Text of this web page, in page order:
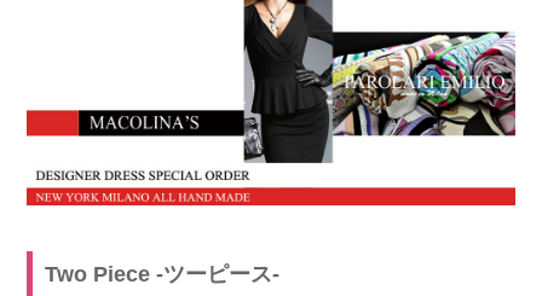
Two Piece -ツーピース-